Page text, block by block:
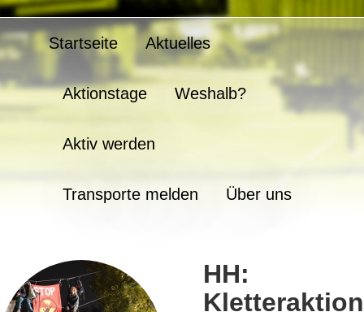
Startseite Aktuelles
Aktionstage Weshalb?
Aktiv werden
Transporte melden Über uns
HH:
Kletteraktion